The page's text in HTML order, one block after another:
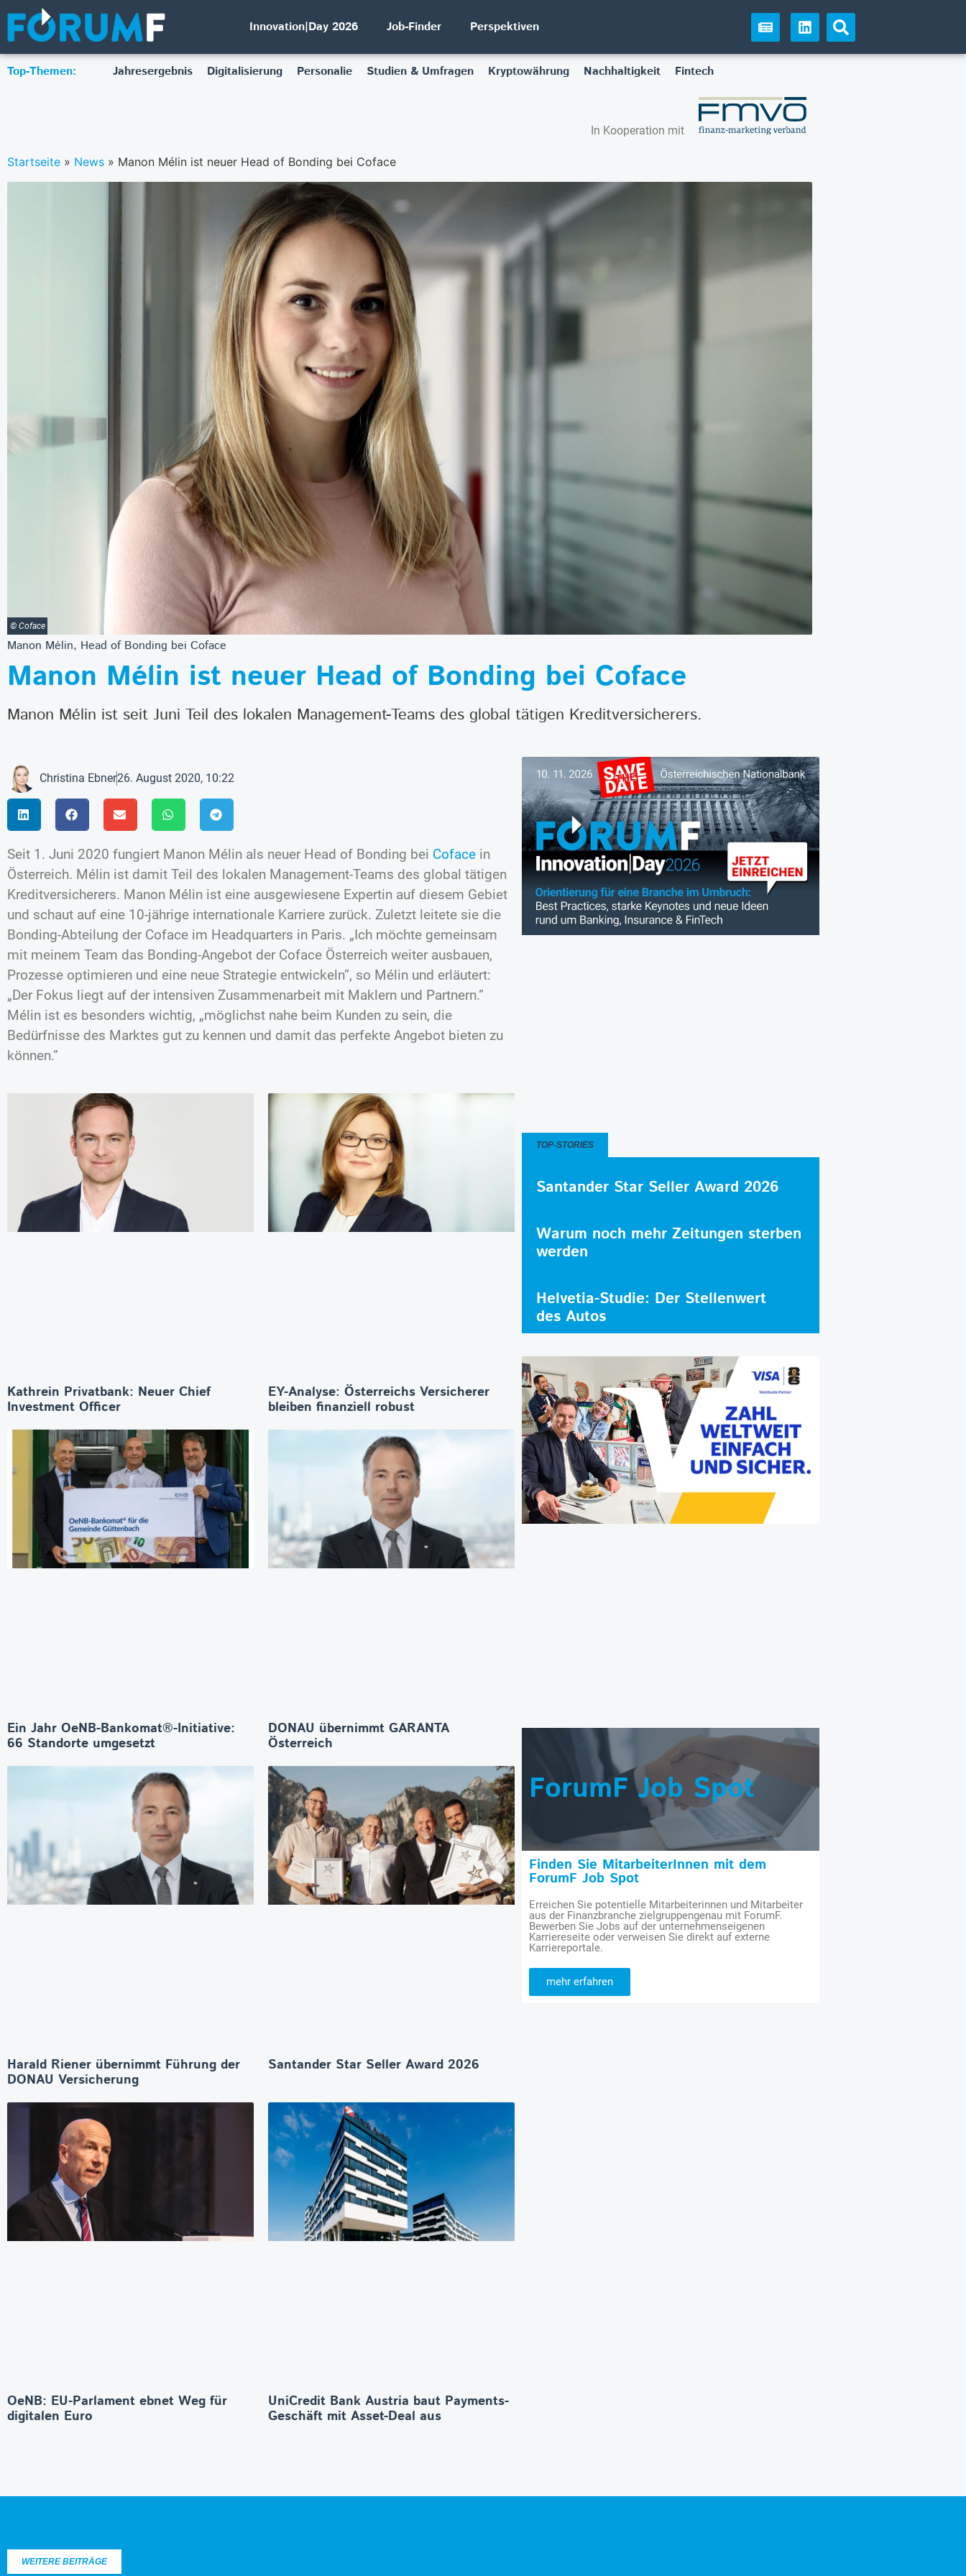
Innovation|Day 2026 Job-Finder Perspektiven
Top-Themen: Jahresergebnis Digitalisierung Personalie Studien & Umfragen Kryptowährung Nachhaltigkeit Fintech
In Kooperation mit
Startseite » News » Manon Mélin ist neuer Head of Bonding bei Coface
© Coface
Manon Mélin, Head of Bonding bei Coface
Manon Mélin ist neuer Head of Bonding bei Coface
Manon Mélin ist seit Juni Teil des lokalen Management-Teams des global tätigen Kreditversicherers.
Christina Ebner26. August 2020, 10:22
Seit 1. Juni 2020 fungiert Manon Mélin als neuer Head of Bonding bei Coface in
Österreich. Mélin ist damit Teil des lokalen Management-Teams des global tätigen
Kreditversicherers. Manon Mélin ist eine ausgewiesene Expertin auf diesem Gebiet
und schaut auf eine 10-jährige internationale Karriere zurück. Zuletzt leitete sie die
Bonding-Abteilung der Coface im Headquarters in Paris. „Ich möchte gemeinsam
mit meinem Team das Bonding-Angebot der Coface Österreich weiter ausbauen,
Prozesse optimieren und eine neue Strategie entwickeln”, so Mélin und erläutert:
„Der Fokus liegt auf der intensiven Zusammenarbeit mit Maklern und Partnern.”
Mélin ist es besonders wichtig, „möglichst nahe beim Kunden zu sein, die
Bedürfnisse des Marktes gut zu kennen und damit das perfekte Angebot bieten zu
können.”
Kathrein Privatbank: Neuer Chief
Investment Officer
EY-Analyse: Österreichs Versicherer
bleiben finanziell robust
Ein Jahr OeNB-Bankomat®-Initiative:
66 Standorte umgesetzt
DONAU übernimmt GARANTA
Österreich
Harald Riener übernimmt Führung der
DONAU Versicherung
Santander Star Seller Award 2026
OeNB: EU-Parlament ebnet Weg für
digitalen Euro
UniCredit Bank Austria baut Payments-
Geschäft mit Asset-Deal aus
TOP-STORIES
Santander Star Seller Award 2026
Warum noch mehr Zeitungen sterben
werden
Helvetia-Studie: Der Stellenwert
des Autos
ForumF Job Spot
Finden Sie MitarbeiterInnen mit dem
ForumF Job Spot
Erreichen Sie potentielle Mitarbeiterinnen und Mitarbeiter
aus der Finanzbranche zielgruppengenau mit ForumF.
Bewerben Sie Jobs auf der unternehmenseigenen
Karriereseite oder verweisen Sie direkt auf externe
Karriereportale.
mehr erfahren
WEITERE BEITRÄGE